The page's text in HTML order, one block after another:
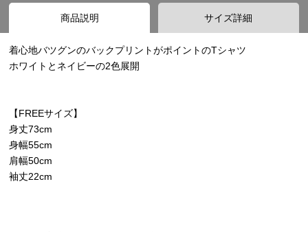
商品説明 サイズ詳細
着心地バツグンのバックプリントがポイントのTシャツ
ホワイトとネイビーの2色展開
【FREEサイズ】
身丈73cm
身幅55cm
肩幅50cm
袖丈22cm